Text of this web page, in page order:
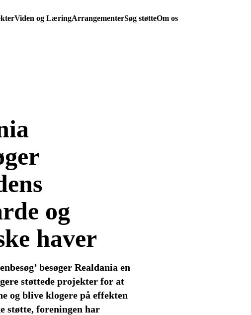
Viden og LæringArrangementerSøg støtteOm os
og
haver
besøger Realdania en
støttede projekter for at
og blive klogere på effekten
støtte, foreningen har